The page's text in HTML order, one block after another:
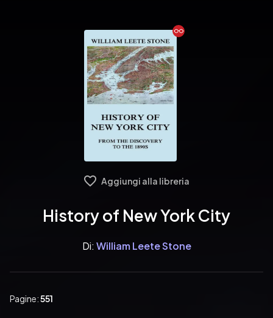
Ebook
Aggiungi alla libreria
History of New York City
Di: William Leete Stone
Pagine:551